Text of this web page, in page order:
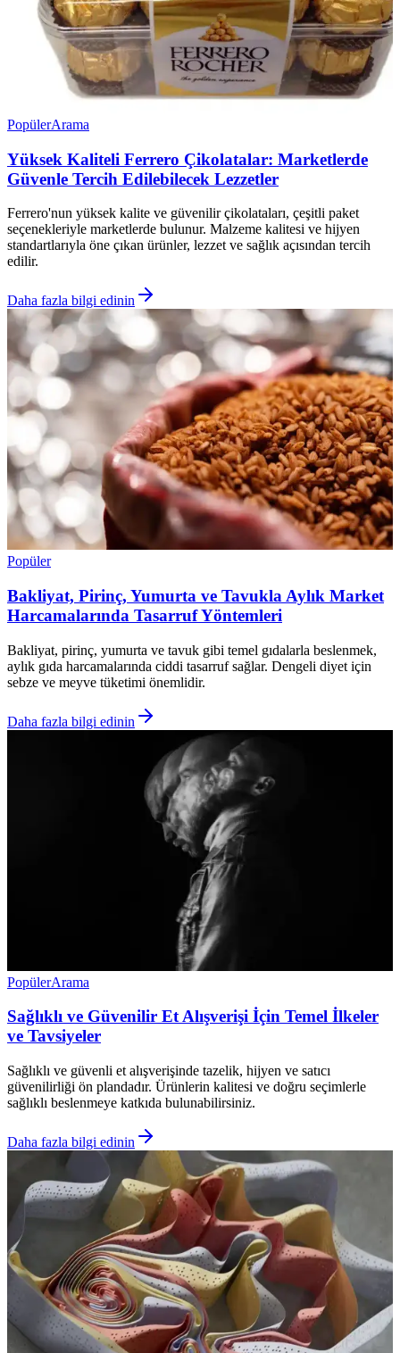
PopülerArama
Yüksek Kaliteli Ferrero Çikolatalar: Marketlerde
Güvenle Tercih Edilebilecek Lezzetler
Ferrero'nun yüksek kalite ve güvenilir çikolataları, çeşitli paket
seçenekleriyle marketlerde bulunur. Malzeme kalitesi ve hijyen
standartlarıyla öne çıkan ürünler, lezzet ve sağlık açısından tercih
edilir.
Daha fazla bilgi edinin
Popüler
Bakliyat, Pirinç, Yumurta ve Tavukla Aylık Market
Harcamalarında Tasarruf Yöntemleri
Bakliyat, pirinç, yumurta ve tavuk gibi temel gıdalarla beslenmek,
aylık gıda harcamalarında ciddi tasarruf sağlar. Dengeli diyet için
sebze ve meyve tüketimi önemlidir.
Daha fazla bilgi edinin
PopülerArama
Sağlıklı ve Güvenilir Et Alışverişi İçin Temel İlkeler
ve Tavsiyeler
Sağlıklı ve güvenli et alışverişinde tazelik, hijyen ve satıcı
güvenilirliği ön plandadır. Ürünlerin kalitesi ve doğru seçimlerle
sağlıklı beslenmeye katkıda bulunabilirsiniz.
Daha fazla bilgi edinin